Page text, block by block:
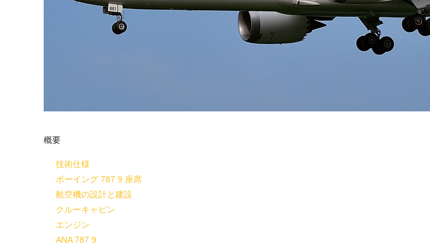
概要
技術仕様
ボーイング 787 9 座席
航空機の設計と建設
クルーキャビン
エンジン
ANA 787 9